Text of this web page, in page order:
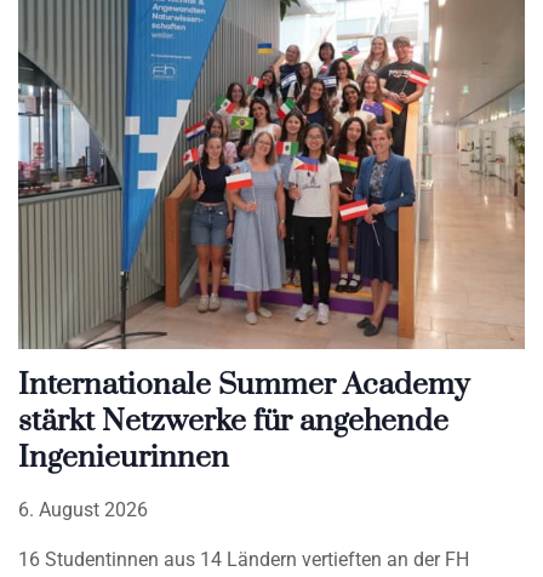
Internationale Summer Academy
stärkt Netzwerke für angehende
Ingenieurinnen
6. August 2026
16 Studentinnen aus 14 Ländern vertieften an der FH